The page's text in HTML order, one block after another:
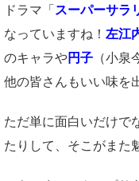
ドラマ「 スーパーサラ
なっていますね！ 左江
のキャラや円子 （小
他の皆さんもいい味を
ただ単に面白いだけで
たりして、そこがまた